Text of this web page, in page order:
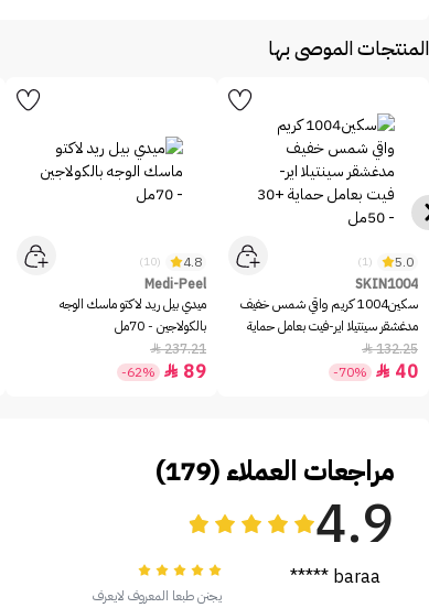
المنتجات الموصى بها
5.0
(1)
SKIN1004
سكين1004 كريم واقي شمس خفيف
مدغشقر سينتيلا اير-فيت بعامل حماية
+30 - 50مل
132.25

40

-70%
4.8
(10)
Medi-Peel
ميدي بيل ريد لاكتو ماسك الوجه
بالكولاجين - 70مل
237.21

89

-62%
مراجعات العملاء (179)
4.9
baraa *****
يجنن طبعا المعروف لايعرف